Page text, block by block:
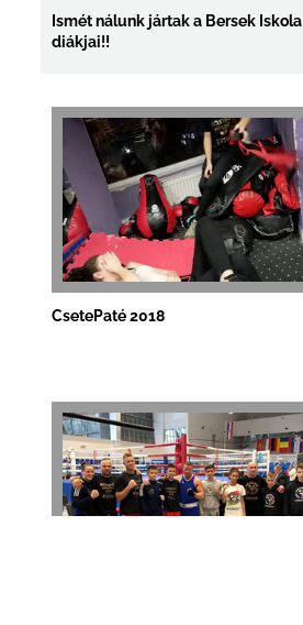
Ismét nálunk jártak a Bersek Iskola
diákjai!!
CsetePaté 2018